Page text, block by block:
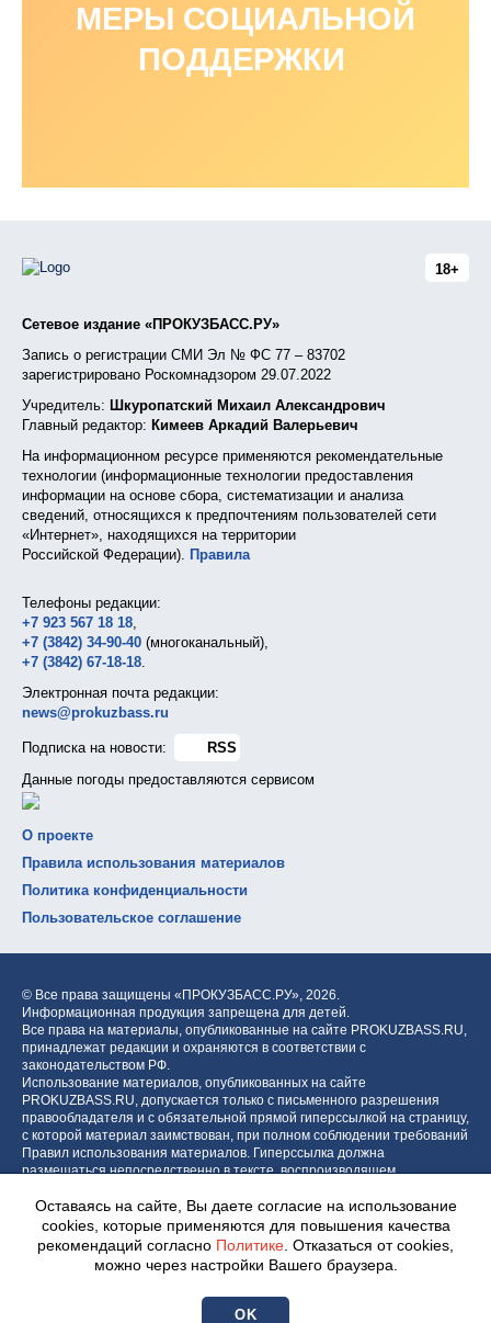
МЕРЫ СОЦИАЛЬНОЙ
ПОДДЕРЖКИ
18+
Сетевое издание «ПРОКУЗБАСС.РУ»
Запись о регистрации СМИ Эл № ФС 77 – 83702
зарегистрировано Роскомнадзором 29.07.2022
Учредитель: Шкуропатский Михаил Александрович
Главный редактор: Кимеев Аркадий Валерьевич
На информационном ресурсе применяются рекомендательные
технологии (информационные технологии предоставления
информации на основе сбора, систематизации и анализа
сведений, относящихся к предпочтениям пользователей сети
«Интернет», находящихся на территории
Российской Федерации). Правила
Телефоны редакции:
+7 923 567 18 18,
+7 (3842) 34-90-40 (многоканальный),
+7 (3842) 67-18-18.
Электронная почта редакции:
news@prokuzbass.ru
Подписка на новости:
RSS
Данные погоды предоставляются сервисом
О проекте
Правила использования материалов
Политика конфиденциальности
Пользовательское соглашение
© Все права защищены «ПРОКУЗБАСС.РУ», 2026.
Информационная продукция запрещена для детей.
Все права на материалы, опубликованные на сайте PROKUZBASS.RU,
принадлежат редакции и охраняются в соответствии с
законодательством РФ.
Использование материалов, опубликованных на сайте
PROKUZBASS.RU, допускается только с письменного разрешения
правообладателя и с обязательной прямой гиперссылкой на страницу,
с которой материал заимствован, при полном соблюдении требований
Правил использования материалов. Гиперссылка должна
размещаться непосредственно в тексте, воспроизводящем
блока.
Центр интернет-проектов «МОЁ!»
Оставаясь на сайте, Вы даете согласие на использование
cookies, которые применяются для повышения качества
рекомендаций согласно Политике . Отказаться от cookies,
можно через настройки Вашего браузера.
OK